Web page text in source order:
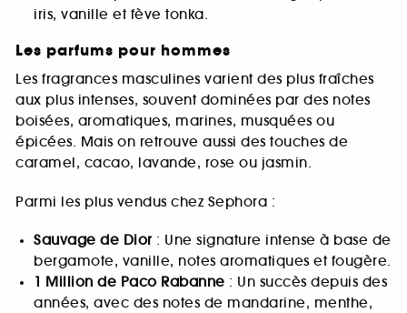
iris, vanille et fève tonka.
Les parfums pour hommes
Les fragrances masculines varient des plus fraîches
aux plus intenses, souvent dominées par des notes
boisées, aromatiques, marines, musquées ou
épicées. Mais on retrouve aussi des touches de
caramel, cacao, lavande, rose ou jasmin.
Parmi les plus vendus chez Sephora :
Sauvage de Dior: Une signature intense à base de
bergamote, vanille, notes aromatiques et fougère.
1 Million de Paco Rabanne : Un succès depuis des
années, avec des notes de mandarine, menthe,